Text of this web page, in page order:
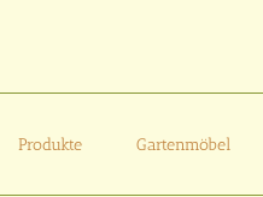
Produkte Gartenmöbel